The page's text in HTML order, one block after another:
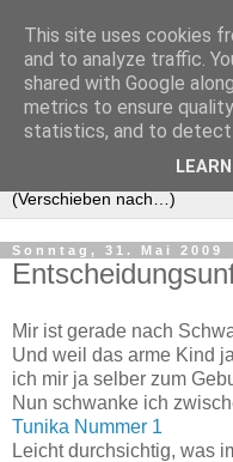
Sonntag, 31. Mai 2009
Mir ist gerade nach
Und weil das arme Kind
ich mir ja selber zum
Nun schwanke ich
Tunika Nummer 1
Leicht durchsichtig, was
This site uses cookies
and to analyze traffic.
shared with Google
metrics to ensure
statistics, and to detect